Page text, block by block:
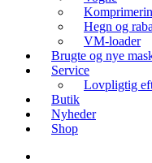
Hegn og
VM-loader
Brugte og nye
Service
Lovpligtig
Butik
Nyheder
Shop